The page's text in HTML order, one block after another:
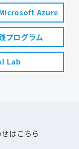
Azure
プログラム
Lab
はこちら